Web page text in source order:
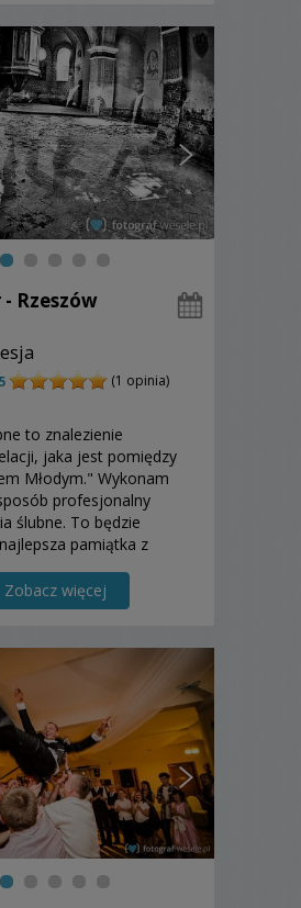
Rzeszów
(1 opinia)
to znalezienie
jaka jest pomiędzy
Młodym." Wykonam
profesjonalny
ślubne. To będzie
pamiątka z
Państwa do
się z moją ofertą.
Zobacz więcej